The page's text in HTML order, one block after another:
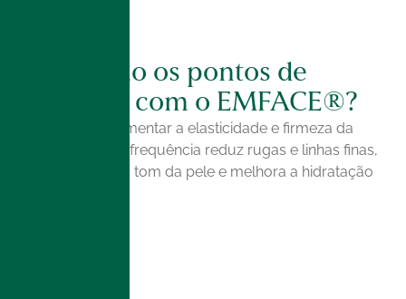
Quais são os pontos de
melhora com o EMFACE®?
Além de aumentar a elasticidade e firmeza da
pele, a radiofrequência reduz rugas e linhas finas,
uniformiza o tom da pele e melhora a hidratação